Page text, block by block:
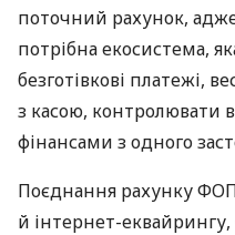
поточний рахунок,
потрібна екосистема,
безготівкові платежі,
з касою, контролювати
фінансами з одного
Поєднання рахунку
й інтернет-еквайрингу,